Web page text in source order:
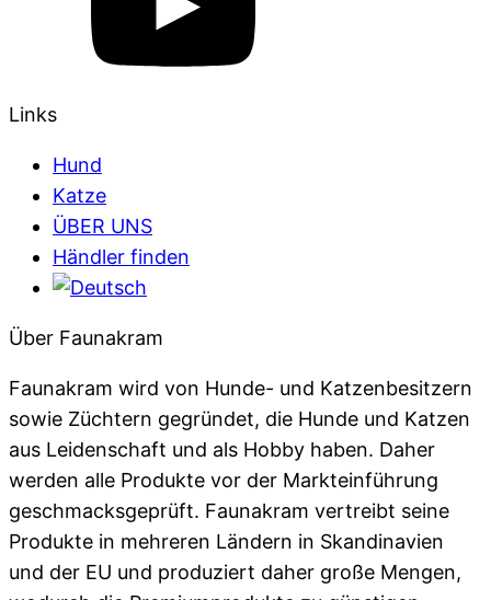
Links
Hund
Katze
ÜBER UNS
Händler finden
Über Faunakram
Faunakram wird von Hunde- und Katzenbesitzern
sowie Züchtern gegründet, die Hunde und Katzen
aus Leidenschaft und als Hobby haben. Daher
werden alle Produkte vor der Markteinführung
geschmacksgeprüft. Faunakram vertreibt seine
Produkte in mehreren Ländern in Skandinavien
und der EU und produziert daher große Mengen,